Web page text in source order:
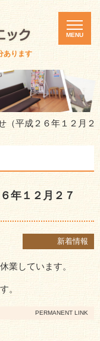
あります
MENU
（平成２６年１２月２
年１２月２７
新着情報
業しています。
。
PERMANENT LINK